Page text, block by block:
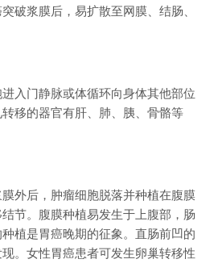
破浆膜后，易扩散至网膜、结肠、
入门静脉或体循环向身体其他部位
移的器官有肝、肺、胰、骨骼等
外后，肿瘤细胞脱落并种植在腹膜
节。腹膜种植易发生于上腹部，肠
植是胃癌晚期的征象。直肠前凹的
。女性胃癌患者可发生卵巢转移性